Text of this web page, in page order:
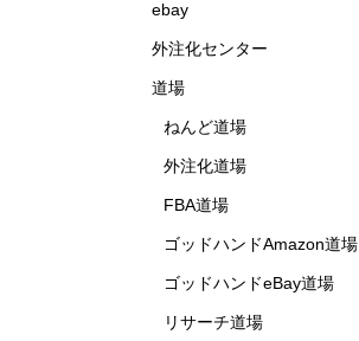
ebay
外注化センター
道場
ねんど道場
外注化道場
FBA道場
ゴッドハンドAmazon道場
ゴッドハンドeBay道場
リサーチ道場